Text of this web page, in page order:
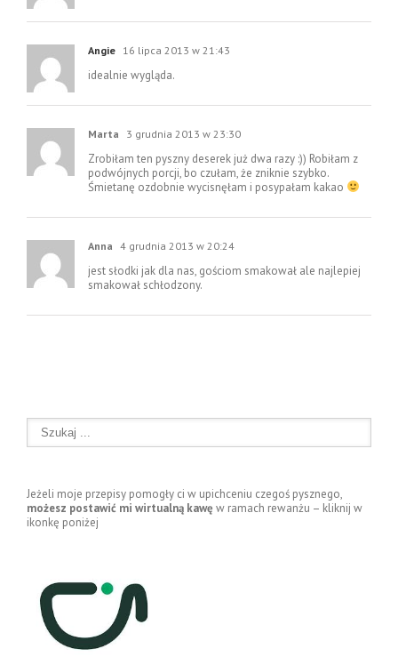
Angie 16 lipca 2013 w 21:43
idealnie wygląda.
Marta 3 grudnia 2013 w 23:30
Zrobiłam ten pyszny deserek już dwa razy :)) Robiłam z
podwójnych porcji, bo czułam, że zniknie szybko.
Śmietanę ozdobnie wycisnęłam i posypałam kakao
Anna 4 grudnia 2013 w 20:24
jest słodki jak dla nas, gościom smakował ale najlepiej
smakował schłodzony.
Jeżeli moje przepisy pomogły ci w upichceniu czegoś pysznego,
możesz postawić mi wirtualną kawę w ramach rewanżu – kliknij w
ikonkę poniżej